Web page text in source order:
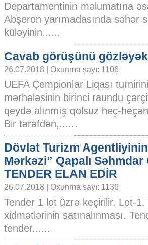
Departamentinin məlumatına
Abşeron yarımadasında səhər
küləyinin......
Cavab görüşünü
26.07.2018 | Oxunma sayı: 1106
UEFA Çempionlar Liqası
mərhələsinin birinci raundu
qeydə alınmış qolsuz heç-
Bir tərəfdən,......
Dövlət Turizm
Mərkəzi” Qapalı
TENDER ELAN EDİR
26.07.2018 | Oxunma sayı: 1136
Tender 1 lot üzrə keçirilir. Lot-
xidmətlərinin satınalınması.
tender......